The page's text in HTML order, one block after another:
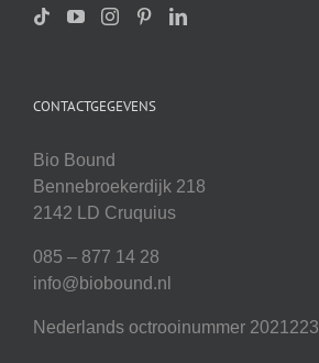
CONTACTGEGEVENS
Bio Bound
Bennebroekerdijk 218
2142 LD Cruquius
085 – 877 14 28
info@biobound.nl
Nederlands octrooinummer 2021223